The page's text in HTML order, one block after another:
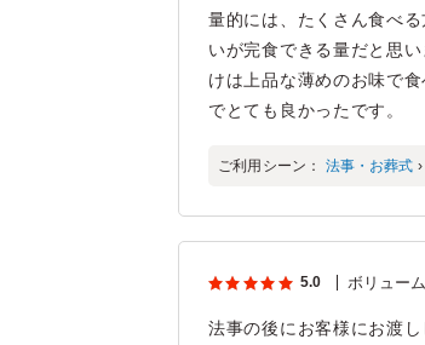
量的には、たくさん食べ
いが完食できる量だと思
けは上品な薄めのお味で
でとても良かったです。
ご利用シーン： 法事・お葬式
5.0 ボリューム
法事の後にお客様にお渡